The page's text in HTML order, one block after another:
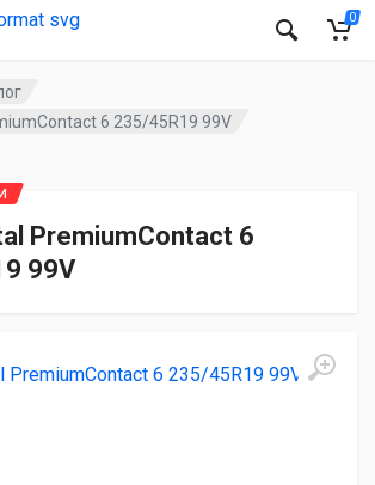
0
6 235/45R19 99V
PremiumContact 6
99V